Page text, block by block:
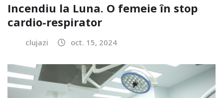
Incendiu la Luna. O femeie în stop
cardio-respirator
clujazi oct. 15, 2024